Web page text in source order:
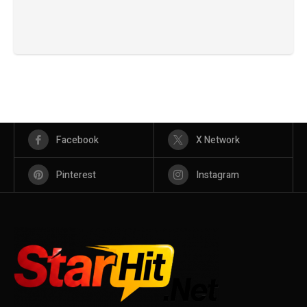
Facebook X Network
Pinterest Instagram